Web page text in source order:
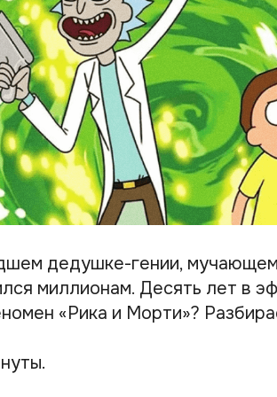
дедушке-гении, мучающем
миллионам. Десять лет в
«Рика и Морти»?